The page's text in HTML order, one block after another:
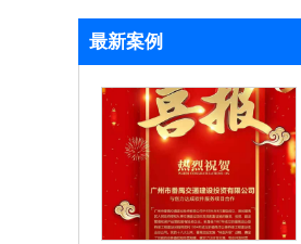
最新案例